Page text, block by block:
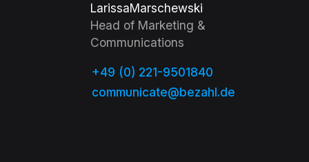
LarissaMarschewski
Head of Marketing &
Communications
+49 (0) 221-9501840
communicate@bezahl.de